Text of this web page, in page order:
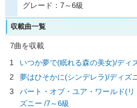
グレード：7～6級
収載曲一覧
7曲を収載
1
いつか夢で(眠れる森の美女)/ディ
2
夢はひそかに(シンデレラ)/ディズ
3
パート・オブ・ユア・ワールド(
ズニー /7～6級